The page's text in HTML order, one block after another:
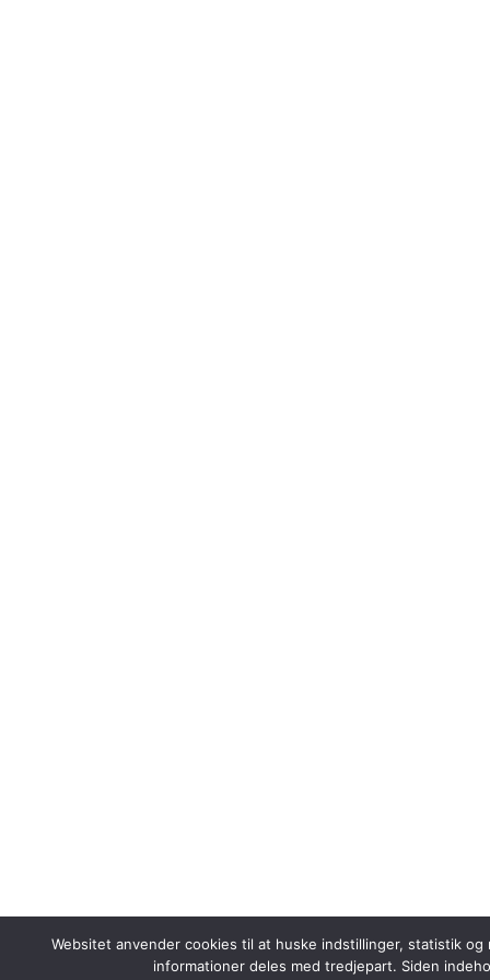
Websitet anvender cookies til at huske indstillinger, statistik og
informationer deles med tredjepart. Siden